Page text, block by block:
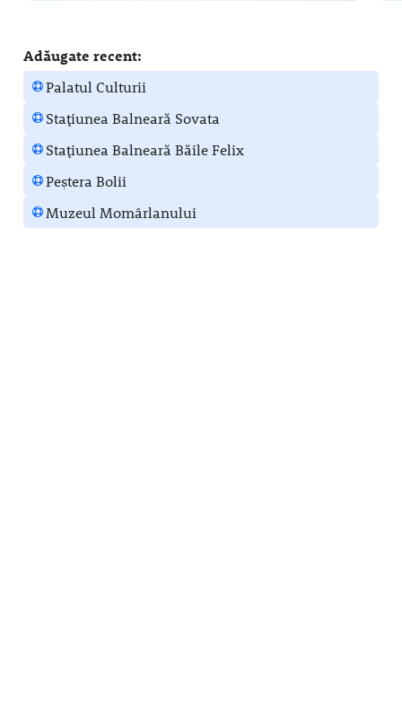
Adăugate recent:
Palatul Culturii
Stațiunea Balneară Sovata
Stațiunea Balneară Băile Felix
Peștera Bolii
Muzeul Momârlanului